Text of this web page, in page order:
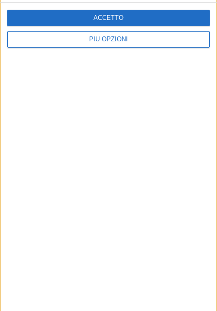
PIÙ OPZIONI
ACCETTO